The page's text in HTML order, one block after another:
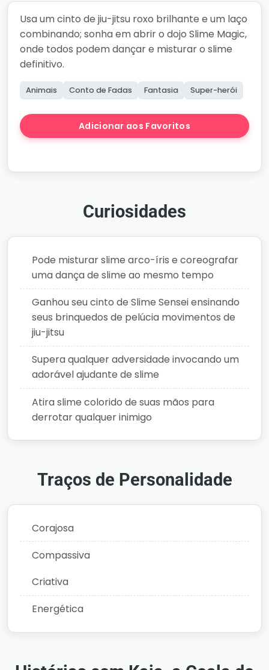
Usa um cinto de jiu-jitsu roxo brilhante e um laço
combinando; sonha em abrir o dojo Slime Magic,
onde todos podem dançar e misturar o slime
definitivo.
Animais Conto de Fadas Fantasia Super-herói
Adicionar aos Favoritos
Curiosidades
Pode misturar slime arco-íris e coreografar
uma dança de slime ao mesmo tempo
Ganhou seu cinto de Slime Sensei ensinando
seus brinquedos de pelúcia movimentos de
jiu-jitsu
Supera qualquer adversidade invocando um
adorável ajudante de slime
Atira slime colorido de suas mãos para
derrotar qualquer inimigo
Traços de Personalidade
Corajosa
Compassiva
Criativa
Energética